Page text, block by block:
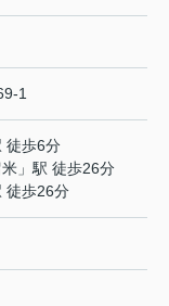
1
徒歩6分
」駅 徒歩26分
徒歩26分